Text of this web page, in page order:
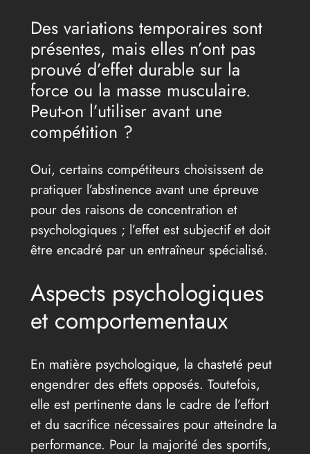
Des variations temporaires sont
présentes, mais elles n’ont pas
prouvé d’effet durable sur la
force ou la masse musculaire.
Peut-on l’utiliser avant une
compétition ?
Oui, certains compétiteurs choisissent de
pratiquer l’abstinence avant une épreuve
pour des raisons de concentration et
psychologiques ; l’effet est subjectif et doit
être encadré par un entraîneur spécialisé.
Aspects psychologiques
et comportementaux
En matière psychologique, la chasteté peut
engendrer des effets opposés. Toutefois,
elle est pertinente dans le cadre de l’effort
et du sacrifice nécessaires pour atteindre la
performance. Pour la majorité des sportifs,